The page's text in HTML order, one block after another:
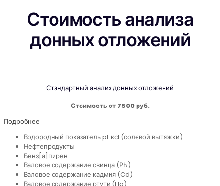
Стоимость анализа
донных отложений
Стандартный анализ донных отложений
Стоимость от 7500 руб.
Подробнее
Водородный показатель pHксl (солевой вытяжки)
Нефтепродукты
Бенз[а]пирен
Валовое содержание свинца (РЬ)
Валовое содержание кадмия (Cd)
Валовое содержание ртути (Hg)